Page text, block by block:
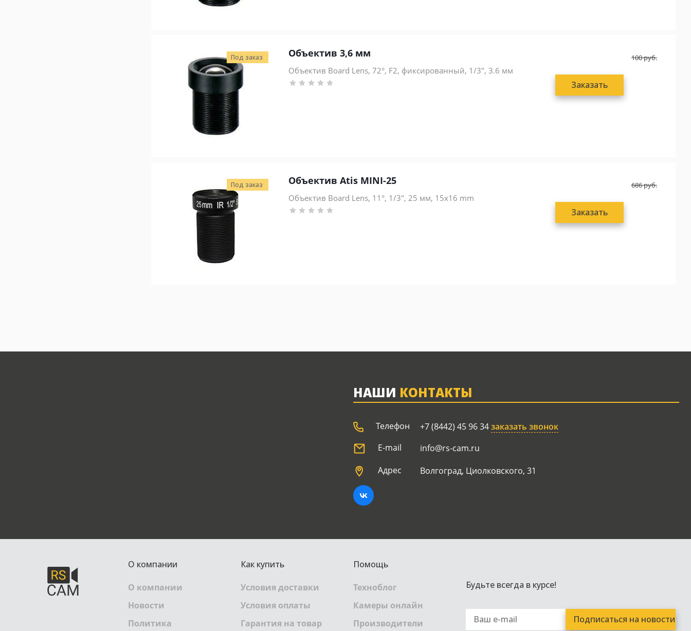
Под заказ Объектив 3,6 мм
Объектив Board Lens, 72°, F2, фиксированный, 1/3", 3.6 мм
100руб.
Заказать
Под заказ Объектив Atis MINI-25
Объектив Board Lens, 11°, 1/3", 25 мм, 15x16 mm
686руб.
Заказать
НАШИ КОНТАКТЫ
Телефон +7 (8442) 45 96 34заказать звонок
E-mail
info@rs-cam.ru
Адрес
Волгоград, Циолковского, 31
О компании
О компании
Новости
Политика
Как купить
Условия доставки
Условия оплаты
Гарантия на товар
Помощь
Техноблог
Камеры онлайн
Производители
Будьте всегда в курсе!